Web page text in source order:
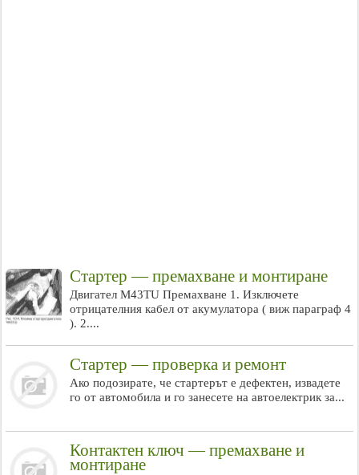
Стартер — премахване и монтиране
Двигател M43TU Премахване 1. Изключете
отрицателния кабел от акумулатора ( виж параграф 4
). 2....
Стартер — проверка и ремонт
Ако подозирате, че стартерът е дефектен, извадете
го от автомобила и го занесете на автоелектрик за...
Контактен ключ — премахване и
монтиране